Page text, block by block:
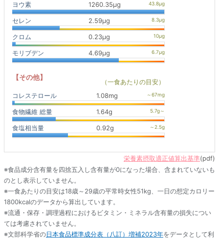
ヨウ素 1260.35μg
セレン 2.59μg
クロム 0.23μg
モリブデン 4.69μg
【その他】
（一食あたりの目安）
コレステロール
1.08mg
食物繊維 総量 1.64g
食塩相当量 0.92g
栄養素摂取適正値算出基準(pdf)
※食品成分含有量を四捨五入し含有量が0になった場合、含まれていないも
のとし表示していません。
※一食あたりの目安は18歳～29歳の平常時女性51kg、一日の想定カロリー
1800kcalのデータから算出しています。
※流通・保存・調理過程におけるビタミン・ミネラル含有量の損失につい
ては考慮されていません。
※文部科学省の日本食品標準成分表（八訂）増補2023年をデータとして利